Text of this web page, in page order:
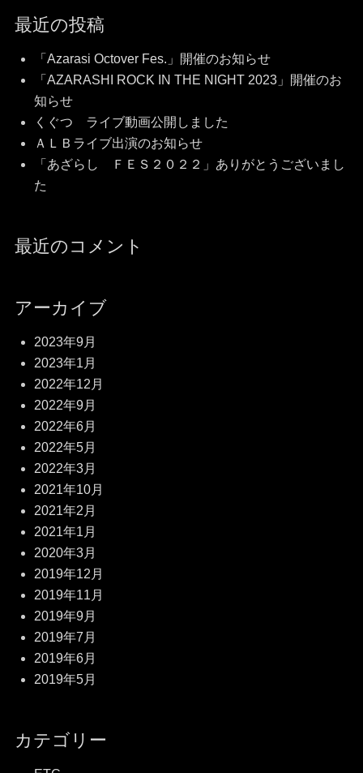
最近の投稿
「Azarasi Octover Fes.」開催のお知らせ
「AZARASHI ROCK IN THE NIGHT 2023」開催のお
知らせ
くぐつ ライブ動画公開しました
ＡＬＢライブ出演のお知らせ
「あざらし ＦＥＳ２０２２」ありがとうございまし
た
最近のコメント
アーカイブ
2023年9月
2023年1月
2022年12月
2022年9月
2022年6月
2022年5月
2022年3月
2021年10月
2021年2月
2021年1月
2020年3月
2019年12月
2019年11月
2019年9月
2019年7月
2019年6月
2019年5月
カテゴリー